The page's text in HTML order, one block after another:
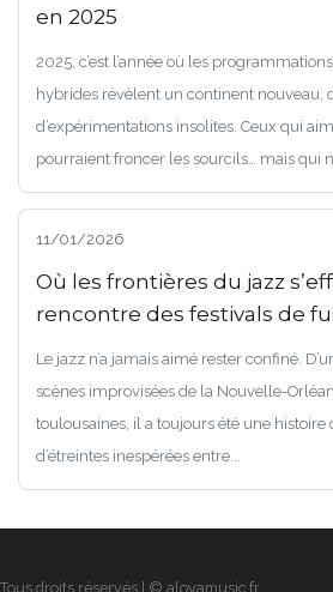
en 2025
2025, c’est l’année où les
hybrides révèlent un continent nouveau,
d’expérimentations insolites. Ceux qui
pourraient froncer les sourcils… mais qui
11/01/2026
Où les frontières du jazz
rencontre des festivals de
Le jazz n’a jamais aimé rester confiné.
scènes improvisées de la Nouvelle-
toulousaines, il a toujours été une histoire
d’étreintes inespérées entre...
Tous droits réservés | © aloyamusic.fr.